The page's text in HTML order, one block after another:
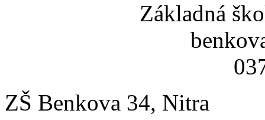
Základná
ZŠ Benkova 34, Nitra